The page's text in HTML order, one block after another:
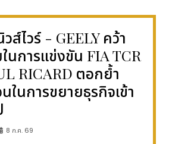
ส์ไวร์ - GEELY คว้า
นการแข่งขัน FIA TCR
RICARD ตอกย้ำ
ในการขยายธุรกิจเข้า
8 ก.ค. 69